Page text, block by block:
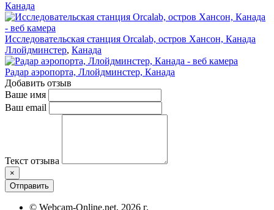
Канада
Исследовательская станция Orcalab, остров Хансон, Канада
Ллойдминстер, Канада
Радар аэропорта, Ллойдминстер, Канада
Добавить отзыв
Ваше имя
Ваш email
Текст отзыва
×
Отправить
© Webcam-Online.net, 2026 г.